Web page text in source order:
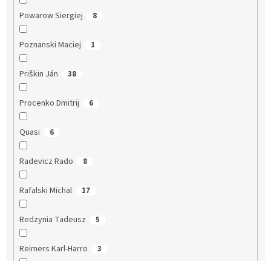
Powarow Siergiej 8
Poznanski Maciej 1
Priškin Ján 38
Procenko Dmitrij 6
Quasi 6
Radevicz Rado 8
Rafalski Michal 17
Redzynia Tadeusz 5
Reimers Karl-Harro 3